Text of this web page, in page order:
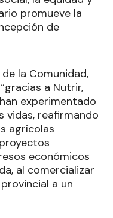
promueve la
de
la Comunidad,
a Nutrir,
experimentado
vidas, reafirmando
agrícolas
económicos
al comercializar
a un